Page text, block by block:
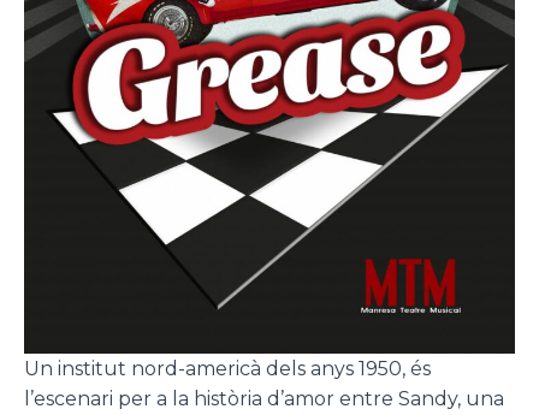
Un institut nord-americà dels anys 1950, és
l’escenari per a la història d’amor entre Sandy, una